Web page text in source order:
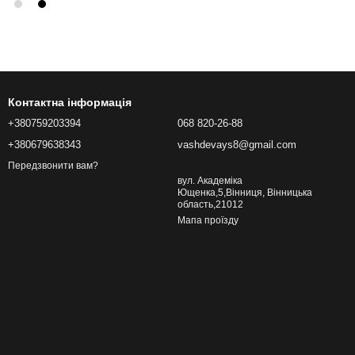
Контактна інформація
+380759203394
+380679638343
Передзвонити вам?
068 820-26-88
vashdevays8@gmail.com
вул. Академіка
Ющенка,5,Вінниця, Вінницька
область,21012
Мапа проїзду